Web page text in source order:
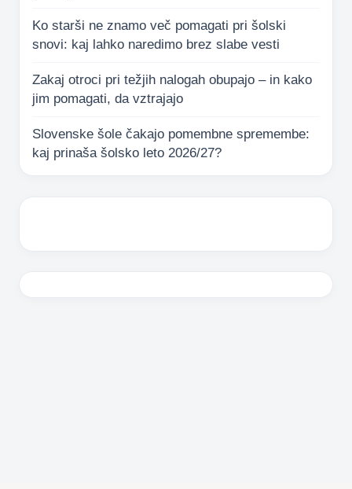
Ko starši ne znamo več pomagati pri šolski
snovi: kaj lahko naredimo brez slabe vesti
Zakaj otroci pri težjih nalogah obupajo – in kako
jim pomagati, da vztrajajo
Slovenske šole čakajo pomembne spremembe:
kaj prinaša šolsko leto 2026/27?